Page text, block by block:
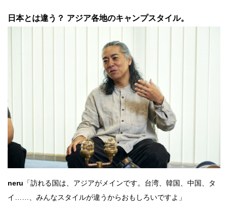
日本とは違う？ アジア各地のキャンプスタイル。
neru 「訪れる国は、アジアがメインです。台湾、韓国、中国、タ
イ……、みんなスタイルが違うからおもしろいですよ」